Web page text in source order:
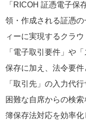
「RICOH 証憑電子保
領・作成される証憑
ィーに実現するクラ
「電子取引要件」や
保存に加え、法令要件
「取引先」の入力代
困難な自席からの検
簿保存法対応を効率化